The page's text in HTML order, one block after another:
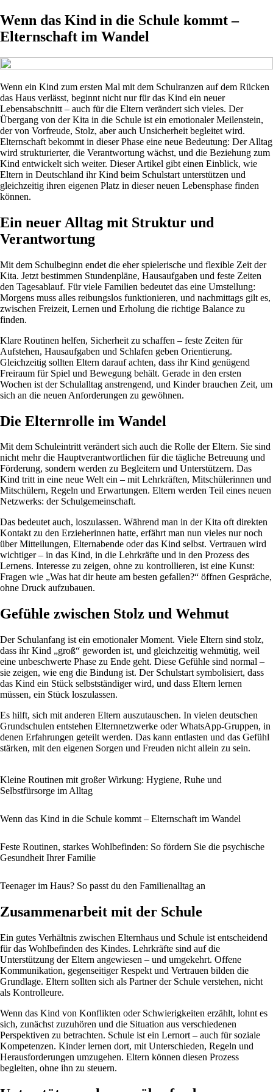
Wenn das Kind in die Schule kommt –
Elternschaft im Wandel
Wenn ein Kind zum ersten Mal mit dem Schulranzen auf dem Rücken
das Haus verlässt, beginnt nicht nur für das Kind ein neuer
Lebensabschnitt – auch für die Eltern verändert sich vieles. Der
Übergang von der Kita in die Schule ist ein emotionaler Meilenstein,
der von Vorfreude, Stolz, aber auch Unsicherheit begleitet wird.
Elternschaft bekommt in dieser Phase eine neue Bedeutung: Der Alltag
wird strukturierter, die Verantwortung wächst, und die Beziehung zum
Kind entwickelt sich weiter. Dieser Artikel gibt einen Einblick, wie
Eltern in Deutschland ihr Kind beim Schulstart unterstützen und
gleichzeitig ihren eigenen Platz in dieser neuen Lebensphase finden
können.
Ein neuer Alltag mit Struktur und
Verantwortung
Mit dem Schulbeginn endet die eher spielerische und flexible Zeit der
Kita. Jetzt bestimmen Stundenpläne, Hausaufgaben und feste Zeiten
den Tagesablauf. Für viele Familien bedeutet das eine Umstellung:
Morgens muss alles reibungslos funktionieren, und nachmittags gilt es,
zwischen Freizeit, Lernen und Erholung die richtige Balance zu
finden.
Klare Routinen helfen, Sicherheit zu schaffen – feste Zeiten für
Aufstehen, Hausaufgaben und Schlafen geben Orientierung.
Gleichzeitig sollten Eltern darauf achten, dass ihr Kind genügend
Freiraum für Spiel und Bewegung behält. Gerade in den ersten
Wochen ist der Schulalltag anstrengend, und Kinder brauchen Zeit, um
sich an die neuen Anforderungen zu gewöhnen.
Die Elternrolle im Wandel
Mit dem Schuleintritt verändert sich auch die Rolle der Eltern. Sie sind
nicht mehr die Hauptverantwortlichen für die tägliche Betreuung und
Förderung, sondern werden zu Begleitern und Unterstützern. Das
Kind tritt in eine neue Welt ein – mit Lehrkräften, Mitschülerinnen und
Mitschülern, Regeln und Erwartungen. Eltern werden Teil eines neuen
Netzwerks: der Schulgemeinschaft.
Das bedeutet auch, loszulassen. Während man in der Kita oft direkten
Kontakt zu den Erzieherinnen hatte, erfährt man nun vieles nur noch
über Mitteilungen, Elternabende oder das Kind selbst. Vertrauen wird
wichtiger – in das Kind, in die Lehrkräfte und in den Prozess des
Lernens. Interesse zu zeigen, ohne zu kontrollieren, ist eine Kunst:
Fragen wie „Was hat dir heute am besten gefallen?“ öffnen Gespräche,
ohne Druck aufzubauen.
Gefühle zwischen Stolz und Wehmut
Der Schulanfang ist ein emotionaler Moment. Viele Eltern sind stolz,
dass ihr Kind „groß“ geworden ist, und gleichzeitig wehmütig, weil
eine unbeschwerte Phase zu Ende geht. Diese Gefühle sind normal –
sie zeigen, wie eng die Bindung ist. Der Schulstart symbolisiert, dass
das Kind ein Stück selbstständiger wird, und dass Eltern lernen
müssen, ein Stück loszulassen.
Es hilft, sich mit anderen Eltern auszutauschen. In vielen deutschen
Grundschulen entstehen Elternnetzwerke oder WhatsApp-Gruppen, in
denen Erfahrungen geteilt werden. Das kann entlasten und das Gefühl
stärken, mit den eigenen Sorgen und Freuden nicht allein zu sein.
Kleine Routinen mit großer Wirkung: Hygiene, Ruhe und
Selbstfürsorge im Alltag
Wenn das Kind in die Schule kommt – Elternschaft im Wandel
Feste Routinen, starkes Wohlbefinden: So fördern Sie die psychische
Gesundheit Ihrer Familie
Teenager im Haus? So passt du den Familienalltag an
Zusammenarbeit mit der Schule
Ein gutes Verhältnis zwischen Elternhaus und Schule ist entscheidend
für das Wohlbefinden des Kindes. Lehrkräfte sind auf die
Unterstützung der Eltern angewiesen – und umgekehrt. Offene
Kommunikation, gegenseitiger Respekt und Vertrauen bilden die
Grundlage. Eltern sollten sich als Partner der Schule verstehen, nicht
als Kontrolleure.
Wenn das Kind von Konflikten oder Schwierigkeiten erzählt, lohnt es
sich, zunächst zuzuhören und die Situation aus verschiedenen
Perspektiven zu betrachten. Schule ist ein Lernort – auch für soziale
Kompetenzen. Kinder lernen dort, mit Unterschieden, Regeln und
Herausforderungen umzugehen. Eltern können diesen Prozess
begleiten, ohne ihn zu steuern.